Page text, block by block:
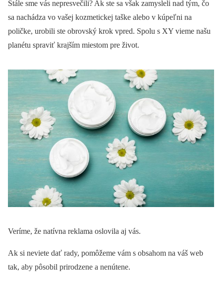
Stále sme vás nepresvečili? Ak ste sa však zamysleli nad tým, čo
sa nachádza vo vašej kozmetickej taške alebo v kúpeľni na
poličke, urobili ste obrovský krok vpred. Spolu s XY vieme našu
planétu spraviť krajším miestom pre život.
Veríme, že natívna reklama oslovila aj vás.
Ak si neviete dať rady, pomôžeme vám s obsahom na váš web
tak, aby pôsobil prirodzene a nenútene.